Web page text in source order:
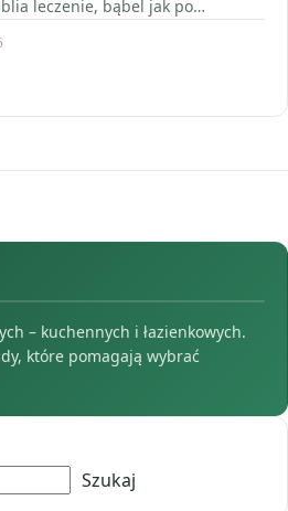
leczenie, bąbel jak po
– kuchennych i łazienkowych.
które pomagają wybrać
Szukaj